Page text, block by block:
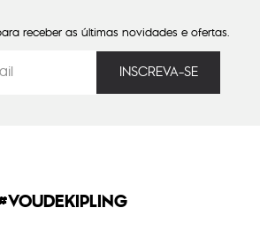
receber as últimas novidades e ofertas.